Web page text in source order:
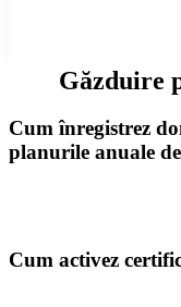
Găzduire
Cum înregistrez
planurile anuale
Cum activez